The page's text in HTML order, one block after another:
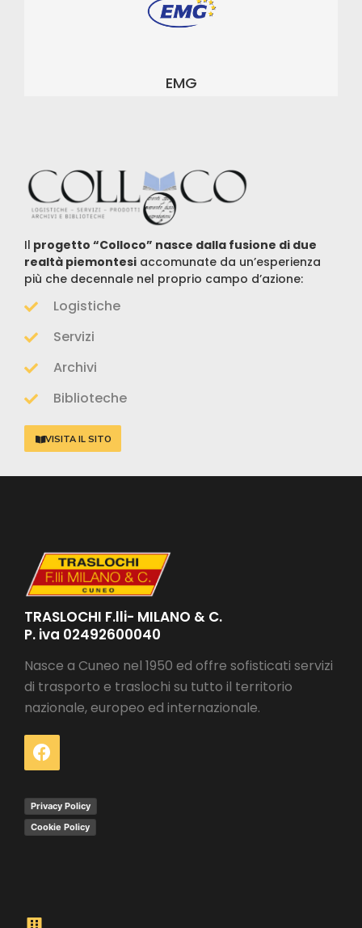
EMG
Il progetto “Colloco” nasce dalla fusione di due
realtà piemontesi accomunate da un’esperienza
più che decennale nel proprio campo d’azione:
Logistiche
Servizi
Archivi
Biblioteche
VISITA IL SITO
TRASLOCHI F.lli- MILANO & C.
P. iva 02492600040
Nasce a Cuneo nel 1950 ed offre sofisticati servizi
di trasporto e traslochi su tutto il territorio
nazionale, europeo ed internazionale.
Privacy Policy
Cookie Policy